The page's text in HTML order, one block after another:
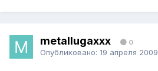
metallugaxxx 0
Опубликовано: 19 апреля 2009